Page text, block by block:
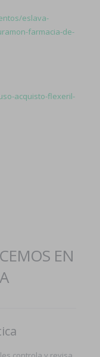
eslava-
farmacia-de-
acquisto-flexeril-
EN